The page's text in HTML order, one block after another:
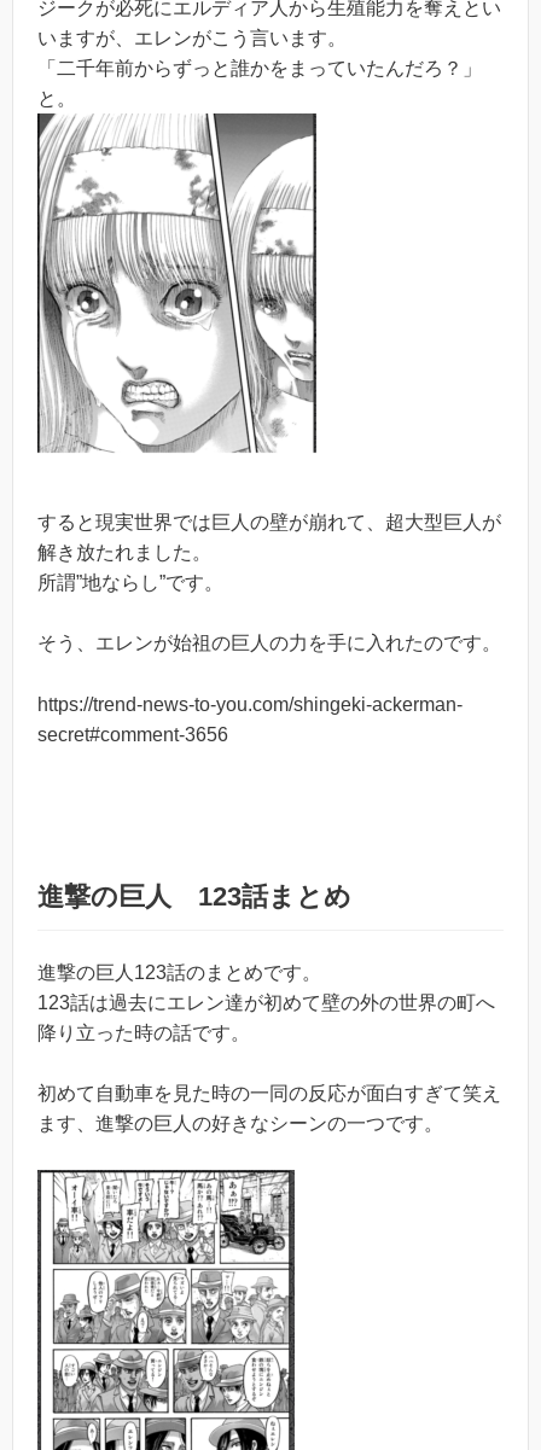
ジークが必死にエルディア人から生殖能力を奪えとい
いますが、エレンがこう言います。
「二千年前からずっと誰かをまっていたんだろ？」
と。
すると現実世界では巨人の壁が崩れて、超大型巨人が
解き放たれました。
所謂”地ならし”です。
そう、エレンが始祖の巨人の力を手に入れたのです。
https://trend-news-to-you.com/shingeki-ackerman-
secret#comment-3656
進撃の巨人 123話まとめ
進撃の巨人123話のまとめです。
123話は過去にエレン達が初めて壁の外の世界の町へ
降り立った時の話です。
初めて自動車を見た時の一同の反応が面白すぎて笑え
ます、進撃の巨人の好きなシーンの一つです。